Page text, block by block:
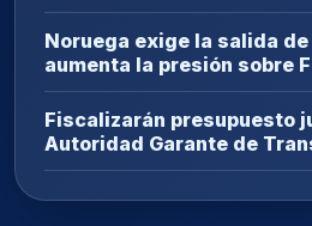
Noruega exige la salida
aumenta la presión sobre
Fiscalizarán presupuesto
Autoridad Garante de